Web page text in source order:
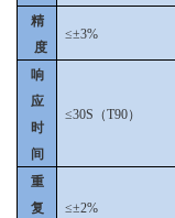
精
度
≤±3%
响
应
时
间
≤30S（T90）
重
复
≤±2%